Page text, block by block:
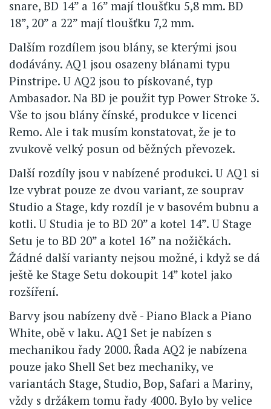
snare, BD 14” a 16” mají tloušťku 5,8 mm. BD
18”, 20” a 22” mají tloušťku 7,2 mm.
Dalším rozdílem jsou blány, se kterými jsou
dodávány. AQ1 jsou osazeny blánami typu
Pinstripe. U AQ2 jsou to pískované, typ
Ambasador. Na BD je použit typ Power Stroke 3.
Vše to jsou blány čínské, produkce v licenci
Remo. Ale i tak musím konstatovat, že je to
zvukově velký posun od běžných převozek.
Další rozdíly jsou v nabízené produkci. U AQ1 si
lze vybrat pouze ze dvou variant, ze souprav
Studio a Stage, kdy rozdíl je v basovém bubnu a
kotli. U Studia je to BD 20” a kotel 14”. U Stage
Setu je to BD 20” a kotel 16” na nožičkách.
Žádné další varianty nejsou možné, i když se dá
ještě ke Stage Setu dokoupit 14” kotel jako
rozšíření.
Barvy jsou nabízeny dvě - Piano Black a Piano
White, obě v laku. AQ1 Set je nabízen s
mechanikou řady 2000. Řada AQ2 je nabízena
pouze jako Shell Set bez mechaniky, ve
variantách Stage, Studio, Bop, Safari a Mariny,
vždy s držákem tomu řady 4000. Bylo by velice